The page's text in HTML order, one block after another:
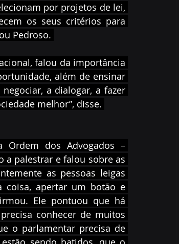
por projetos de lei,
os seus critérios para
Pedroso.
falou da importância
além de ensinar
a dialogar, a fazer
melhor”, disse.
Ordem dos Advogados –
a palestrar e falou sobre as
as pessoas leigas
coisa, apertar um botão e
Ele pontuou que há
conhecer de muitos
o parlamentar precisa de